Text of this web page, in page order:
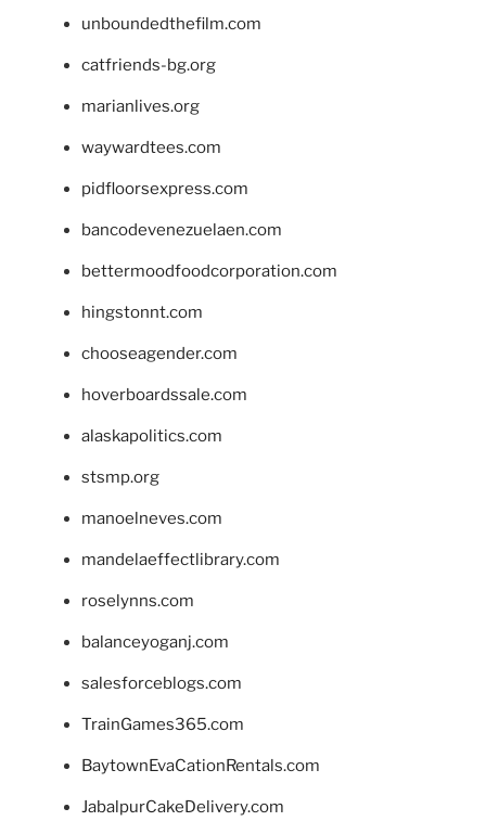
unboundedthefilm.com
catfriends-bg.org
marianlives.org
waywardtees.com
pidfloorsexpress.com
bancodevenezuelaen.com
bettermoodfoodcorporation.com
hingstonnt.com
chooseagender.com
hoverboardssale.com
alaskapolitics.com
stsmp.org
manoelneves.com
mandelaeffectlibrary.com
roselynns.com
balanceyoganj.com
salesforceblogs.com
TrainGames365.com
BaytownEvaCationRentals.com
JabalpurCakeDelivery.com